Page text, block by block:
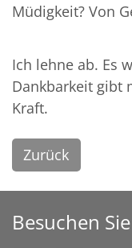
Müdigkeit? Von
Ich lehne ab. Es
Dankbarkeit gibt
Kraft.
Zurück
Besuchen